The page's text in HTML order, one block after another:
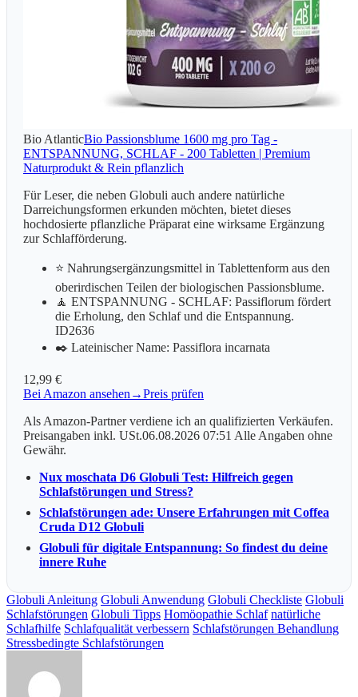
Bio AtlanticBio Passionsblume 1600 mg pro Tag -
ENTSPANNUNG, SCHLAF - 200 Tabletten | Premium
Naturprodukt & Rein pflanzlich
Für Leser, die neben Globuli auch andere natürliche
Darreichungsformen erkunden möchten, bietet dieses
hochdosierte pflanzliche Präparat eine wirksame Ergänzung
zur Schlafförderung.
⭐️ Nahrungsergänzungsmittel in Tablettenform aus den
oberirdischen Teilen der biologischen Passionsblume.
🧘 ENTSPANNUNG - SCHLAF: Passiflorum fördert
die Erholung, den Schlaf und die Entspannung.
ID2636
✒️ Lateinischer Name: Passiflora incarnata
12,99 €
Bei Amazon ansehen →Preis prüfen
Als Amazon-Partner verdiene ich an qualifizierten Verkäufen.
Preisangaben inkl. USt.06.08.2026 07:51 Alle Angaben ohne
Gewähr.
Nux moschata D6 Globuli Test: Hilfreich gegen
Schlafstörungen und Stress?
Schlafstörungen ade: Unsere Erfahrungen mit Coffea
Cruda D12 Globuli
Globuli für digitale Entspannung: So findest du deine
innere Ruhe
Globuli Anleitung Globuli Anwendung Globuli Checkliste Globuli
Schlafstörungen Globuli Tipps Homöopathie Schlaf natürliche
Schlafhilfe Schlafqualität verbessern Schlafstörungen Behandlung
Stressbedingte Schlafstörungen